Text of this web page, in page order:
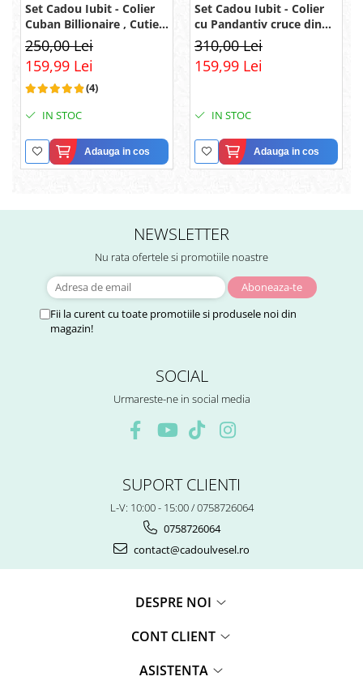
Set Cadou Iubit - Colier
Cuban Billionaire , Cutie
Elegantă și Mesaj
250,00 Lei
159,99 Lei
(4)
IN STOC
Adauga in cos
Set Cadou Iubit - Colier
cu Pandantiv cruce din
argint 925, Pacea
sufletului, placat cu
rodiu, Cutie Elegantă și
310,00 Lei
159,99 Lei
IN STOC
Adauga in cos
NEWSLETTER
Nu rata ofertele si promotiile noastre
Fii la curent cu toate promotiile si produsele noi din
magazin!
SOCIAL
Urmareste-ne in social media
SUPORT CLIENTI
L-V: 10:00 - 15:00 / 0758726064
0758726064
contact@cadoulvesel.ro
DESPRE NOI
CONT CLIENT
ASISTENTA